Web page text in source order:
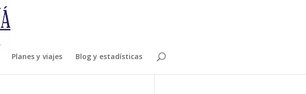
Planes y viajes Blog y estadísticas